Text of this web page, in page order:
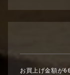
お買上げ金額が